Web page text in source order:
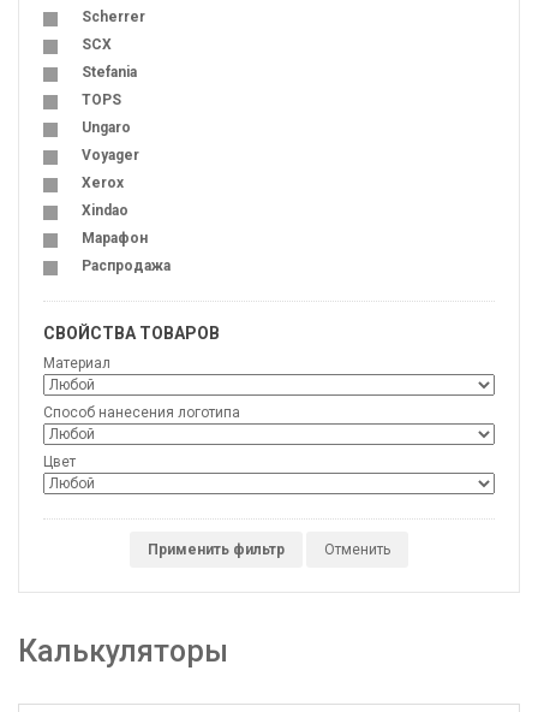
Scherrer
SCX
Stefania
TOPS
Ungaro
Voyager
Xerox
Xindao
Марафон
Распродажа
СВОЙСТВА ТОВАРОВ
Материал
Способ нанесения логотипа
Цвет
Применить фильтр Отменить
Калькуляторы